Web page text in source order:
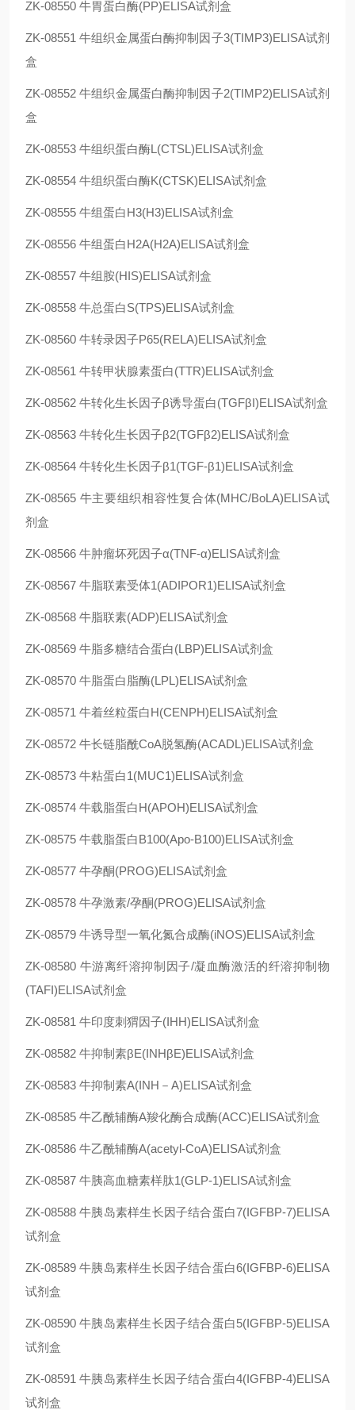
ZK-08550 牛胃蛋白酶(PP)ELISA试剂盒
ZK-08551 牛组织金属蛋白酶抑制因子3(TIMP3)ELISA试剂
盒
ZK-08552 牛组织金属蛋白酶抑制因子2(TIMP2)ELISA试剂
盒
ZK-08553 牛组织蛋白酶L(CTSL)ELISA试剂盒
ZK-08554 牛组织蛋白酶K(CTSK)ELISA试剂盒
ZK-08555 牛组蛋白H3(H3)ELISA试剂盒
ZK-08556 牛组蛋白H2A(H2A)ELISA试剂盒
ZK-08557 牛组胺(HIS)ELISA试剂盒
ZK-08558 牛总蛋白S(TPS)ELISA试剂盒
ZK-08560 牛转录因子P65(RELA)ELISA试剂盒
ZK-08561 牛转甲状腺素蛋白(TTR)ELISA试剂盒
ZK-08562 牛转化生长因子β诱导蛋白(TGFβI)ELISA试剂盒
ZK-08563 牛转化生长因子β2(TGFβ2)ELISA试剂盒
ZK-08564 牛转化生长因子β1(TGF-β1)ELISA试剂盒
ZK-08565 牛主要组织相容性复合体(MHC/BoLA)ELISA试
剂盒
ZK-08566 牛肿瘤坏死因子α(TNF-α)ELISA试剂盒
ZK-08567 牛脂联素受体1(ADIPOR1)ELISA试剂盒
ZK-08568 牛脂联素(ADP)ELISA试剂盒
ZK-08569 牛脂多糖结合蛋白(LBP)ELISA试剂盒
ZK-08570 牛脂蛋白脂酶(LPL)ELISA试剂盒
ZK-08571 牛着丝粒蛋白H(CENPH)ELISA试剂盒
ZK-08572 牛长链脂酰CoA脱氢酶(ACADL)ELISA试剂盒
ZK-08573 牛粘蛋白1(MUC1)ELISA试剂盒
ZK-08574 牛载脂蛋白H(APOH)ELISA试剂盒
ZK-08575 牛载脂蛋白B100(Apo-B100)ELISA试剂盒
ZK-08577 牛孕酮(PROG)ELISA试剂盒
ZK-08578 牛孕激素/孕酮(PROG)ELISA试剂盒
ZK-08579 牛诱导型一氧化氮合成酶(iNOS)ELISA试剂盒
ZK-08580 牛游离纤溶抑制因子/凝血酶激活的纤溶抑制物
(TAFI)ELISA试剂盒
ZK-08581 牛印度刺猬因子(IHH)ELISA试剂盒
ZK-08582 牛抑制素βE(INHβE)ELISA试剂盒
ZK-08583 牛抑制素A(INH－A)ELISA试剂盒
ZK-08585 牛乙酰辅酶A羧化酶合成酶(ACC)ELISA试剂盒
ZK-08586 牛乙酰辅酶A(acetyl-CoA)ELISA试剂盒
ZK-08587 牛胰高血糖素样肽1(GLP-1)ELISA试剂盒
ZK-08588 牛胰岛素样生长因子结合蛋白7(IGFBP-7)ELISA
试剂盒
ZK-08589 牛胰岛素样生长因子结合蛋白6(IGFBP-6)ELISA
试剂盒
ZK-08590 牛胰岛素样生长因子结合蛋白5(IGFBP-5)ELISA
试剂盒
ZK-08591 牛胰岛素样生长因子结合蛋白4(IGFBP-4)ELISA
试剂盒